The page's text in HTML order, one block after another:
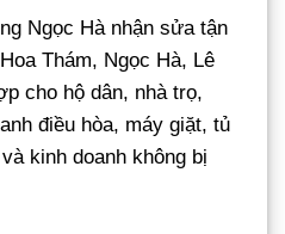
Ngọc Hà nhận sửa tận
Thám, Ngọc Hà, Lê
cho hộ dân, nhà trọ,
điều hòa, máy giặt, tủ
kinh doanh không bị